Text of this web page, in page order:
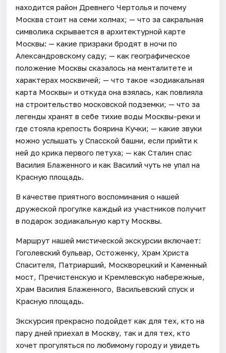
находится район Древнего Чертолья и почему
Москва стоит на семи холмах; — что за сакральная
символика скрывается в архитектурной карте
Москвы: — какие призраки бродят в ночи по
Александровскому саду; — как географическое
положение Москвы сказалось на менталитете и
характерах москвичей; — что такое «зодиакальная
карта Москвы» и откуда она взялась, как повлияла
на строительство московской подземки; — что за
легенды хранят в себе тихие воды Москвы-реки и
где стояла крепость боярина Кучки; — какие звуки
можно услышать у Спасской башни, если прийти к
ней до крика первого петуха; — как Сталин спас
Василия Блаженного и как Василий чуть не упал на
Красную площадь.
В качестве приятного воспоминания о нашей
дружеской прогулке каждый из участников получит
в подарок зодиакальную карту Москвы.
Маршрут нашей мистической экскурсии включает:
Гоголевский бульвар, Остоженку, Храм Христа
Спасителя, Патриарший, Москворецкий и Каменный
мост, Пречистенскую и Кремлевскую набережные,
Храм Василия Блаженного, Васильевский спуск и
Красную площадь.
Экскурсия прекрасно подойдет как для тех, кто на
пару дней приехал в Москву, так и для тех, кто
хочет прогуляться по любимому городу и увидеть